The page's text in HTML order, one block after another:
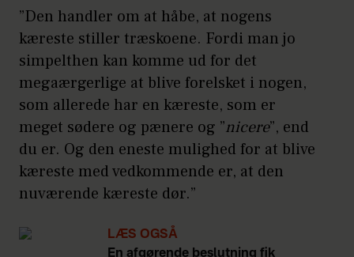
”Den handler om at håbe, at nogens
kæreste stiller træskoene. Fordi man jo
simpelthen kan komme ud for det
megaærgerlige at blive forelsket i nogen,
som allerede har en kæreste, som er
meget sødere og pænere og ”nicere”, end
du er. Og den eneste mulighed for at blive
kæreste med vedkommende er, at den
nuværende kæreste dør.”
LÆS OGSÅ
En afgørende beslutning fik